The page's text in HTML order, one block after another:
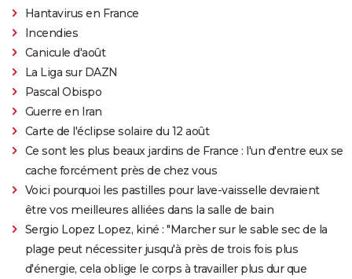
Hantavirus en France
Incendies
Canicule d'août
La Liga sur DAZN
Pascal Obispo
Guerre en Iran
Carte de l'éclipse solaire du 12 août
Ce sont les plus beaux jardins de France : l'un d'entre eux se
cache forcément près de chez vous
Voici pourquoi les pastilles pour lave-vaisselle devraient
être vos meilleures alliées dans la salle de bain
Sergio Lopez Lopez, kiné : "Marcher sur le sable sec de la
plage peut nécessiter jusqu'à près de trois fois plus
d'énergie, cela oblige le corps à travailler plus dur que